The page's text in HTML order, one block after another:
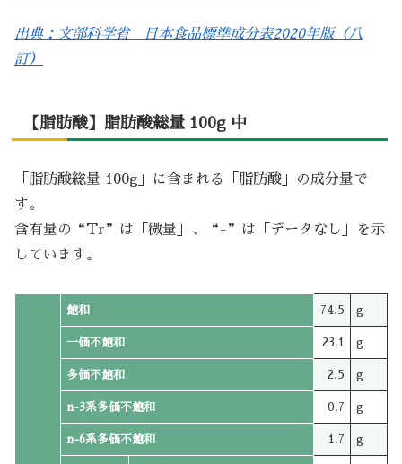
出典：文部科学省 日本食品標準成分表2020年版（八
訂）
【脂肪酸】脂肪酸総量 100g 中
「脂肪酸総量 100g」に含まれる「脂肪酸」の成分量で
す。
含有量の“Tr”は「微量」、“-”は「データなし」を示
しています。
飽和 74.5 g
一価不飽和 23.1 g
多価不飽和 2.5 g
n-3系多価不飽和 0.7 g
n-6系多価不飽和 1.7 g